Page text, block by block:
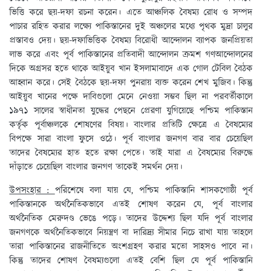
ভিত্তি করে ছয়-দফা রচনা করেন। এতে আঞ্চলিক বৈষম্য রোধ ও সম্পদ
পাচার রহিত করার লক্ষ্যে পাকিস্তানের দুই অঞ্চলের মধ্যে পৃথক মুদ্রা চালুর
প্রস্তাবও দেয়। ছয়-দফাভিত্তিক বৈষম্য বিরোধী আন্দোলন ব্যাপক জনপ্রিয়তা
লাভ করে এবং পূর্ব পাকিস্তানের প্রতিবাদী আন্দোলন ক্রমশ গণআন্দোলনের
দিকে অগ্রসর হতে থাকে আইয়ুব খান ইসলামাবাদে এক গোল টেবিল বৈঠক
আহ্বান করে। সেই বৈঠকে ছয়-দফা পুনরায় ব্যক্ত করেন শেখ মুজিব। কিন্তু
আইয়ুব খানের পক্ষে দাবিগুলো মেনে নেওয়া সম্ভব ছিল না পরবর্তীকালে
১৯৭১ সালের স্বাধীনতা যুদ্ধের পেছনে প্রেরণা যুগিয়েছে পশ্চিম পাকিস্তান
কর্তৃক পূর্বাঞ্চলকে শোষণের বিষয়। বাংলার প্রতিটি ক্ষেত্রে এ বৈষম্যের
বিপক্ষে সারা বাংলা ফুসে ওঠে। পূর্ব বাংলার জনগণ বার বার চেয়েছিল
তাদের বৈষম্যের হাত হতে রক্ষা পেতে। তাই যারা এ বৈষম্যের বিরুদ্ধে
দাঁড়াতে চেয়েছিল বাংলার জনগণ তাকেই সমর্থন দেয়।
উপসংহার :পরিশেষে বলা যায় যে, পশ্চিম পাকিস্তানি শাসকগোষ্ঠী পূর্ব
পাকিস্তানকে অর্থনৈতিকভাবে এতই শোষণ করেন যে, পূর্ব বাংলার
অর্থনৈতিক মেরুদণ্ড ভেঙে পড়ে। তাদের উদ্দেশ্য ছিল যদি পূর্ব বাংলার
জনগণকে অর্থনৈতিকভাবে নিয়ন্ত্রণ বা দারিদ্র্য সীমার নিচে রাখা যায় তাহলে
তারা পাকিস্তানের রাজনীতিতে অংশগ্রহণ করার মতো সাহসও পাবে না।
কিন্তু তাদের শোষণ বৈষম্যগুলো এতই বেশি ছিল যে পূর্ব পাকিস্তানি